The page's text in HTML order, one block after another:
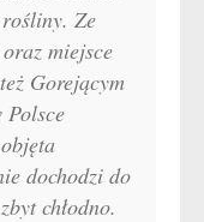
Ze
miejsce
Gorejącym
Polsce
dochodzi do
chłodno.